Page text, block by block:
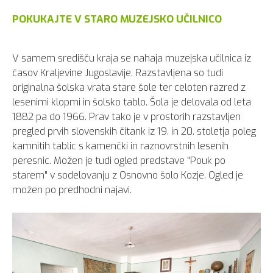
POKUKAJTE V STARO MUZEJSKO UČILNICO
V samem središču kraja se nahaja muzejska učilnica iz
časov Kraljevine Jugoslavije. Razstavljena so tudi
originalna šolska vrata stare šole ter celoten razred z
lesenimi klopmi in šolsko tablo. Šola je delovala od leta
1882 pa do 1966. Prav tako je v prostorih razstavljen
pregled prvih slovenskih čitank iz 19. in 20. stoletja poleg
kamnitih tablic s kamenčki in raznovrstnih lesenih
peresnic. Možen je tudi ogled predstave "Pouk po
starem" v sodelovanju z Osnovno šolo Kozje. Ogled je
možen po predhodni najavi.